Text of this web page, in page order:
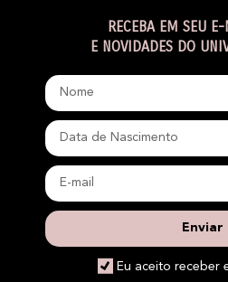
RECEBA EM SEU
E NOVIDADES DO
Eu aceito receber
Enviar